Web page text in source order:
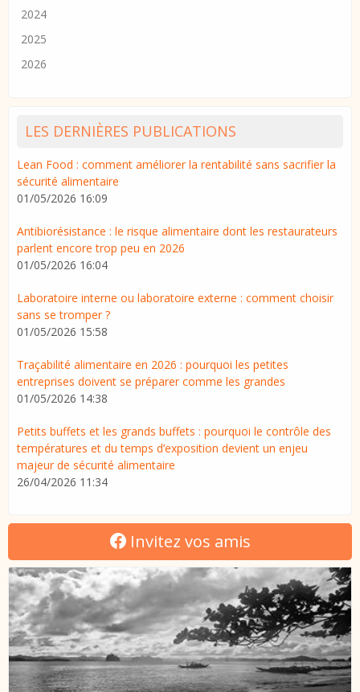
2024
2025
2026
LES DERNIÈRES PUBLICATIONS
Lean Food : comment améliorer la rentabilité sans sacrifier la
sécurité alimentaire
01/05/2026 16:09
Antibiorésistance : le risque alimentaire dont les restaurateurs
parlent encore trop peu en 2026
01/05/2026 16:04
Laboratoire interne ou laboratoire externe : comment choisir
sans se tromper ?
01/05/2026 15:58
Traçabilité alimentaire en 2026 : pourquoi les petites
entreprises doivent se préparer comme les grandes
01/05/2026 14:38
Petits buffets et les grands buffets : pourquoi le contrôle des
températures et du temps d’exposition devient un enjeu
majeur de sécurité alimentaire
26/04/2026 11:34
Invitez vos amis